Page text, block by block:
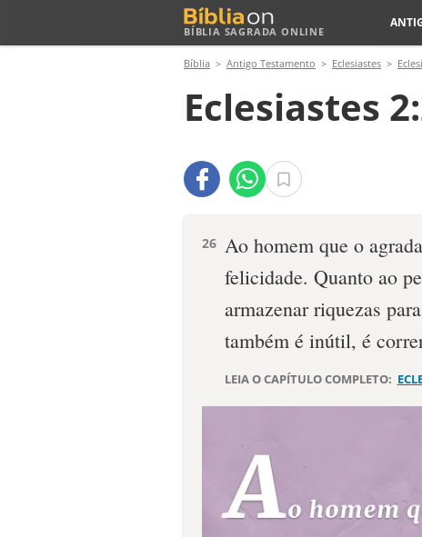
BÍBLIA SAGRADA ONLINE
Bíblia Antigo Testamento Eclesiastes
Eclesiastes
26 Ao homem que o
felicidade. Quanto ao
armazenar riquezas
também é inútil, é
LEIA O CAPÍTULO COMPLETO: